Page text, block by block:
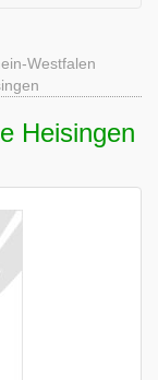
Westfalen
Heisingen